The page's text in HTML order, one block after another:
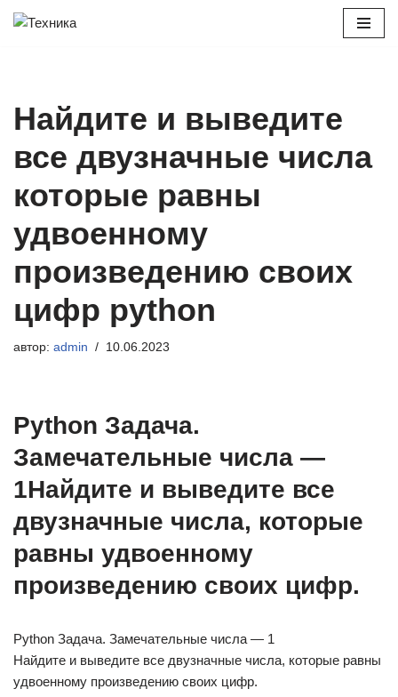
Найдите и выведите
все двузначные числа
которые равны
удвоенному
произведению своих
цифр python
автор: admin 10.06.2023
Python Задача.
Замечательные числа —
1Найдите и выведите все
двузначные числа, которые
равны удвоенному
произведению своих цифр.
Python Задача. Замечательные числа — 1
Найдите и выведите все двузначные числа, которые равны
удвоенному произведению своих цифр.